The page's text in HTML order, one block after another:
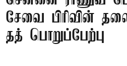
சேவை பிரிவின்
தத் பொறுப்பேற்பு